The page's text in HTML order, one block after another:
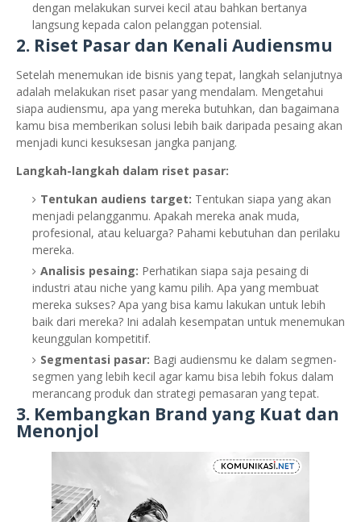
dengan melakukan survei kecil atau bahkan bertanya
langsung kepada calon pelanggan potensial.
2. Riset Pasar dan Kenali Audiensmu
Setelah menemukan ide bisnis yang tepat, langkah selanjutnya
adalah melakukan riset pasar yang mendalam. Mengetahui
siapa audiensmu, apa yang mereka butuhkan, dan bagaimana
kamu bisa memberikan solusi lebih baik daripada pesaing akan
menjadi kunci kesuksesan jangka panjang.
Langkah-langkah dalam riset pasar:
Tentukan audiens target: Tentukan siapa yang akan
menjadi pelangganmu. Apakah mereka anak muda,
profesional, atau keluarga? Pahami kebutuhan dan perilaku
mereka.
Analisis pesaing: Perhatikan siapa saja pesaing di
industri atau niche yang kamu pilih. Apa yang membuat
mereka sukses? Apa yang bisa kamu lakukan untuk lebih
baik dari mereka? Ini adalah kesempatan untuk menemukan
keunggulan kompetitif.
Segmentasi pasar: Bagi audiensmu ke dalam segmen-
segmen yang lebih kecil agar kamu bisa lebih fokus dalam
merancang produk dan strategi pemasaran yang tepat.
3. Kembangkan Brand yang Kuat dan
Menonjol